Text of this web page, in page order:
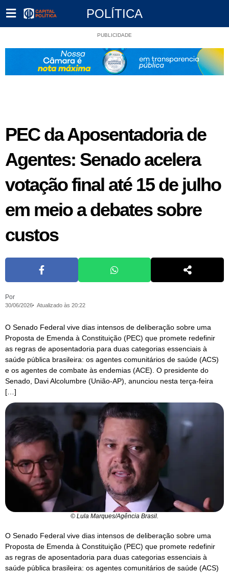
POLÍTICA
PUBLICIDADE
PEC da Aposentadoria de
Agentes: Senado acelera
votação final até 15 de julho
em meio a debates sobre
custos
Por
30/06/2026 Atualizado às 20:22
O Senado Federal vive dias intensos de deliberação sobre uma
Proposta de Emenda à Constituição (PEC) que promete redefinir
as regras de aposentadoria para duas categorias essenciais à
saúde pública brasileira: os agentes comunitários de saúde (ACS)
e os agentes de combate às endemias (ACE). O presidente do
Senado, Davi Alcolumbre (União-AP), anunciou nesta terça-feira
[…]
© Lula Marques/Agência Brasil.
O Senado Federal vive dias intensos de deliberação sobre uma
Proposta de Emenda à Constituição (PEC) que promete redefinir
as regras de aposentadoria para duas categorias essenciais à
saúde pública brasileira: os agentes comunitários de saúde (ACS)